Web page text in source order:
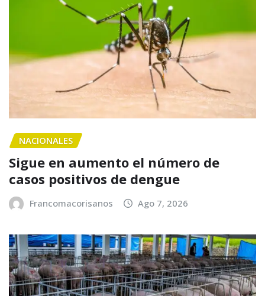
NACIONALES
Sigue en aumento el número de
casos positivos de dengue
Francomacorisanos Ago 7, 2026